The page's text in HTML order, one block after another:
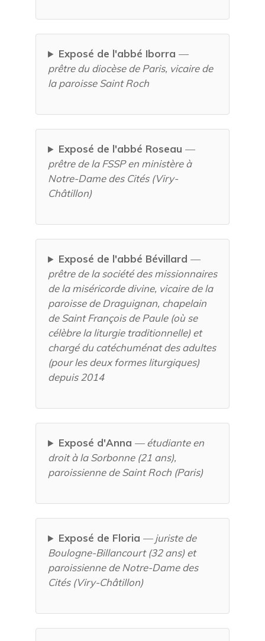
Exposé de l'abbé Iborra —
prêtre du diocèse de Paris, vicaire de
la paroisse Saint Roch
Exposé de l'abbé Roseau —
prêtre de la FSSP en ministère à
Notre-Dame des Cités (Viry-
Châtillon)
Exposé de l'abbé Bévillard —
prêtre de la société des missionnaires
de la miséricorde divine, vicaire de la
paroisse de Draguignan, chapelain
de Saint François de Paule (où se
célèbre la liturgie traditionnelle) et
chargé du catéchuménat des adultes
(pour les deux formes liturgiques)
depuis 2014
Exposé d'Anna — étudiante en
droit à la Sorbonne (21 ans),
paroissienne de Saint Roch (Paris)
Exposé de Floria — juriste de
Boulogne-Billancourt (32 ans) et
paroissienne de Notre-Dame des
Cités (Viry-Châtillon)